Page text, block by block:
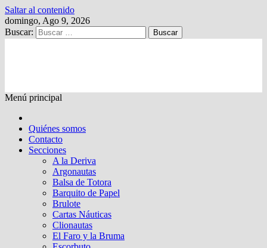
Saltar al contenido
domingo, Ago 9, 2026
Buscar:
Menú principal
Quiénes somos
Contacto
Secciones
A la Deriva
Argonautas
Balsa de Totora
Barquito de Papel
Brulote
Cartas Náuticas
Clionautas
El Faro y la Bruma